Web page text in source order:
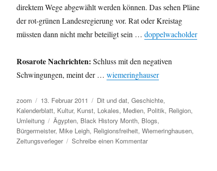
direktem Wege abgewählt werden können. Das sehen Pläne
der rot-grünen Landesregierung vor. Rat oder Kreistag
müssten dann nicht mehr beteiligt sein …doppelwacholder
Rosarote Nachrichten: Schluss mit den negativen
Schwingungen, meint der …wiemeringhauser
Autor
zoom
Veröffentlicht
am
13. Februar 2011 Kategorien
Dit und dat,Geschichte,
Kalenderblatt, Kultur, Kunst, Lokales, Medien, Politik, Religion,
Umleitung
Schlagwörter
Ägypten, Black History Month, Blogs,
Bürgermeister, Mike Leigh, Religionsfreiheit,Wiemeringhausen,
Zeitungsverleger
Schreibe einen Kommentarzu